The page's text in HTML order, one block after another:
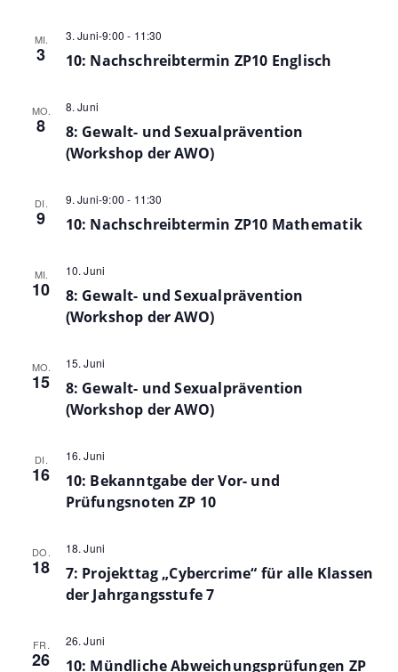
MI.
3
3. Juni-9:00 - 11:30
10: Nachschreibtermin ZP10 Englisch
MO.
8
8. Juni
8: Gewalt- und Sexualprävention
(Workshop der AWO)
DI.
9
9. Juni-9:00 - 11:30
10: Nachschreibtermin ZP10 Mathematik
MI.
10
10. Juni
8: Gewalt- und Sexualprävention
(Workshop der AWO)
MO.
15
15. Juni
8: Gewalt- und Sexualprävention
(Workshop der AWO)
DI.
16
16. Juni
10: Bekanntgabe der Vor- und
Prüfungsnoten ZP 10
DO.
18
18. Juni
7: Projekttag „Cybercrime“ für alle Klassen
der Jahrgangsstufe 7
FR.
26
26. Juni
10: Mündliche Abweichungsprüfungen ZP